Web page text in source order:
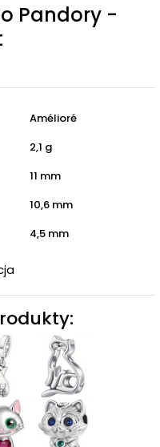
Pandory -
Amélioré
2,1 g
11 mm
10,6 mm
4,5 mm